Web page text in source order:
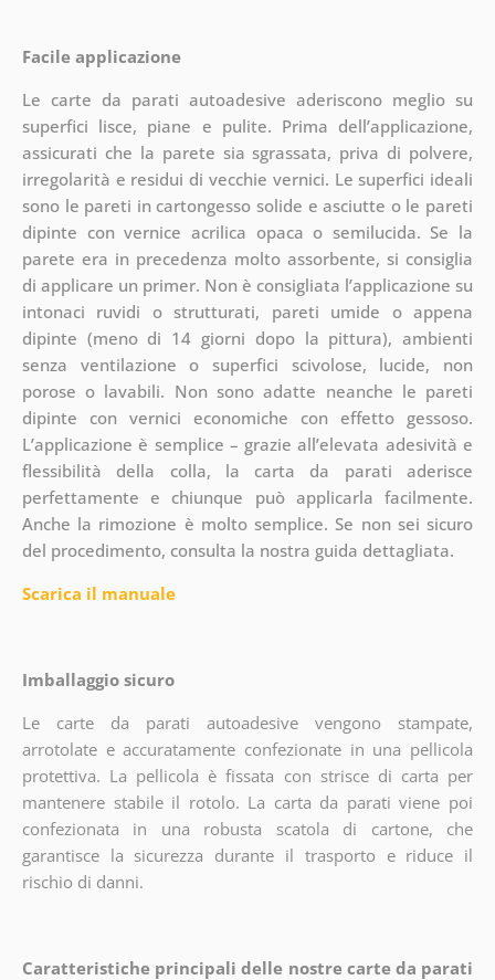
Facile applicazione
Le carte da parati autoadesive aderiscono meglio su
superfici lisce, piane e pulite. Prima dell’applicazione,
assicurati che la parete sia sgrassata, priva di polvere,
irregolarità e residui di vecchie vernici. Le superfici ideali
sono le pareti in cartongesso solide e asciutte o le pareti
dipinte con vernice acrilica opaca o semilucida. Se la
parete era in precedenza molto assorbente, si consiglia
di applicare un primer. Non è consigliata l’applicazione su
intonaci ruvidi o strutturati, pareti umide o appena
dipinte (meno di 14 giorni dopo la pittura), ambienti
senza ventilazione o superfici scivolose, lucide, non
porose o lavabili. Non sono adatte neanche le pareti
dipinte con vernici economiche con effetto gessoso.
L’applicazione è semplice – grazie all’elevata adesività e
flessibilità della colla, la carta da parati aderisce
perfettamente e chiunque può applicarla facilmente.
Anche la rimozione è molto semplice. Se non sei sicuro
del procedimento, consulta la nostra guida dettagliata.
Scarica il manuale
Imballaggio sicuro
Le carte da parati autoadesive vengono stampate,
arrotolate e accuratamente confezionate in una pellicola
protettiva. La pellicola è fissata con strisce di carta per
mantenere stabile il rotolo. La carta da parati viene poi
confezionata in una robusta scatola di cartone, che
garantisce la sicurezza durante il trasporto e riduce il
rischio di danni.
Caratteristiche principali delle nostre carte da parati